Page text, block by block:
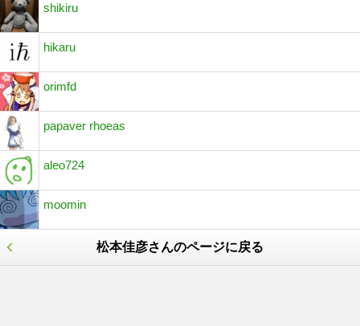
shikiru
hikaru
orimfd
papaver rhoeas
aleo724
moomin
松本佳彦さんのページに戻る